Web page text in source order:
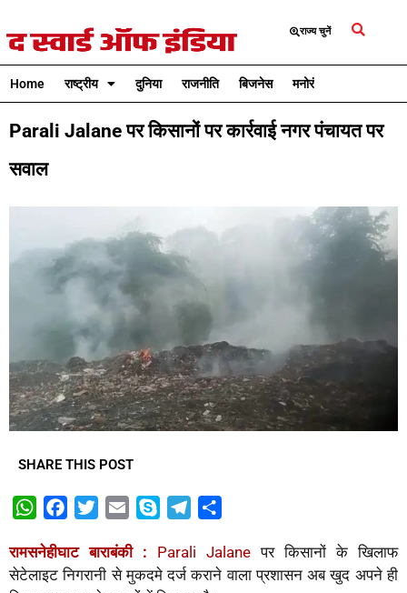
राज्य चुनें
Home राष्ट्रीय दुनिया राजनीति बिजनेस मनोरंजन
Parali Jalane पर किसानों पर कार्रवाई नगर पंचायत पर
सवाल
SHARE THIS POST
W
a
t
c
e
i
t
a
i
y
p
l
e
a
रामसनेहीघाट बाराबंकी : Parali Jalane पर किसानों के खिलाफ
सेटेलाइट निगरानी से मुकदमे दर्ज कराने वाला प्रशासन अब खुद अपने ही